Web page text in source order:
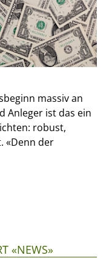
massiv an
Anleger ist das ein
robust,
«Denn der
«NEWS»